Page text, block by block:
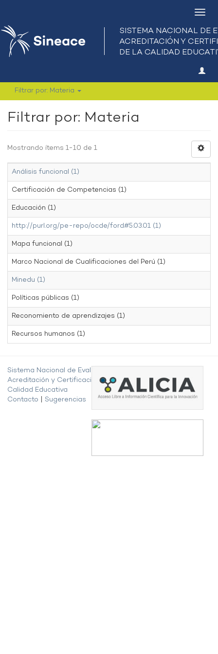
Filtrar por: Materia
Filtrar por: Materia
Mostrando ítems 1-10 de 1
Análisis funcional (1)
Certificación de Competencias (1)
Educación (1)
http://purl.org/pe-repo/ocde/ford#5.03.01 (1)
Mapa funcional (1)
Marco Nacional de Cualificaciones del Perú (1)
Minedu (1)
Políticas públicas (1)
Reconomiento de aprendizajes (1)
Recursos humanos (1)
Sistema Nacional de Evaluación,
Acreditación y Certificación de la
Calidad Educativa
Contacto
Sugerencias